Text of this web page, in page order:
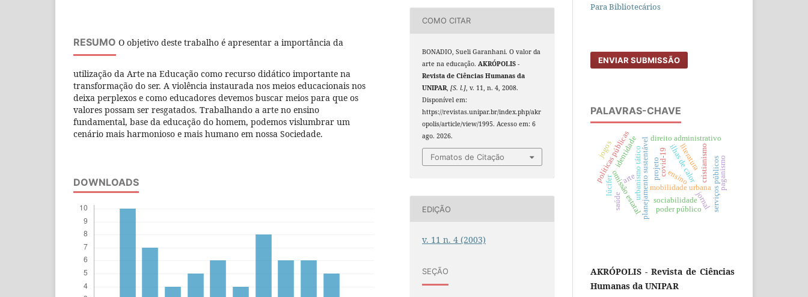
RESUMO O objetivo deste trabalho é apresentar a importância da
utilização da Arte na Educação como recurso didático importante na
transformação do ser. A violência instaurada nos meios educacionais nos
deixa perplexos e como educadores devemos buscar meios para que os
valores possam ser resgatados. Trabalhando a arte no ensino
fundamental, base da educação do homem, podemos vislumbrar um
cenário mais harmonioso e mais humano em nossa Sociedade.
DOWNLOADS
COMO CITAR
BONADIO, Sueli Garanhani. O valor da
arte na educação.AKRÓPOLIS -
Revista de Ciências Humanas da
UNIPAR,[S. l.], v. 11, n. 4, 2008.
Disponível em:
https://revistas.unipar.br/index.php/akr
opolis/article/view/1995. Acesso em: 6
ago. 2026.
Fomatos de Citação
EDIÇÃO
v. 11 n. 4 (2003)
SEÇÃO
Para Bibliotecários
ENVIAR SUBMISSÃO
PALAVRAS-CHAVE
planejamento sustentávelmobilidade urbana
ilhas de calor
jornal
ensino
projeto
omissão estatal serviços públicos
direito administrativo
covid-19
sociabilidade
políticas públicasurbanismo tático
identidade
poder público
arte
lúcifer
cristianismo paganismo
literatura
saúde
jogos
AKRÓPOLIS - Revista de Ciências
Humanas da UNIPAR